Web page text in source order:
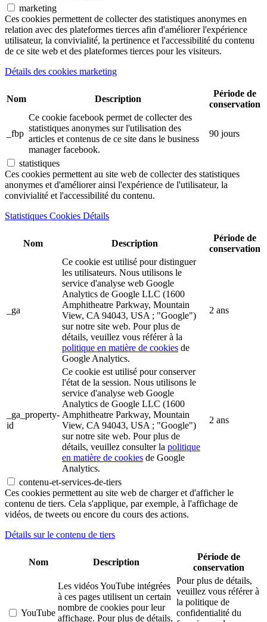
marketing
Ces cookies permettent de collecter des statistiques anonymes en
relation avec des plateformes tierces afin d'améliorer l'expérience
utilisateur, la convivialité, la pertinence et l'accessibilité du contenu
de ce site web et des plateformes tierces pour les visiteurs.
Détails des cookies marketing
Nom Description
Période de
conservation
_fbp
Ce cookie facebook permet de collecter des
statistiques anonymes sur l'utilisation des
articles et contenus de ce site dans le business
manager facebook.
90 jours
statistiques
Ces cookies permettent au site web de collecter des statistiques
anonymes et d'améliorer ainsi l'expérience de l'utilisateur, la
convivialité et l'accessibilité du contenu.
Statistiques Cookies Détails
Nom Description
Période de
conservation
_ga
Ce cookie est utilisé pour distinguer
les utilisateurs. Nous utilisons le
service d'analyse web Google
Analytics de Google LLC (1600
Amphitheatre Parkway, Mountain
View, CA 94043, USA ; "Google")
sur notre site web. Pour plus de
détails, veuillez vous référer à la
politique en matière de cookies de
Google Analytics.
2 ans
_ga_property-
id
Ce cookie est utilisé pour conserver
l'état de la session. Nous utilisons le
service d'analyse web Google
Analytics de Google LLC (1600
Amphitheatre Parkway, Mountain
View, CA 94043, USA ; "Google")
sur notre site web. Pour plus de
détails, veuillez consulter la politique
en matière de cookies de Google
Analytics.
2 ans
contenu-et-services-de-tiers
Ces cookies permettent au site web de charger et d'afficher le
contenu de tiers. Cela s'applique, par exemple, à l'affichage de
vidéos, de tweets ou encore du cours des actions.
Détails sur le contenu de tiers
Nom Description
Période de
conservation
YouTube
Les vidéos YouTube intégrées
à ces pages utilisent un certain
nombre de cookies pour leur
affichage. Pour plus de détails,
Pour plus de détails,
veuillez vous référer à
la politique de
confidentialité du